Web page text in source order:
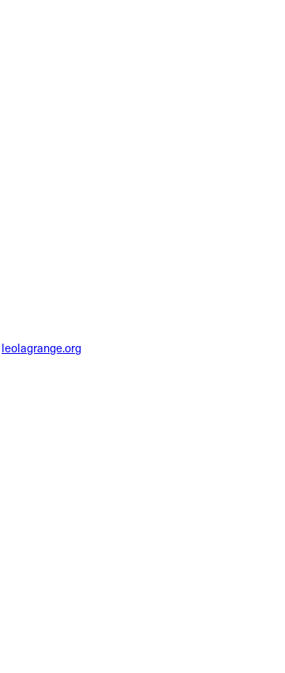
leolagrange.org